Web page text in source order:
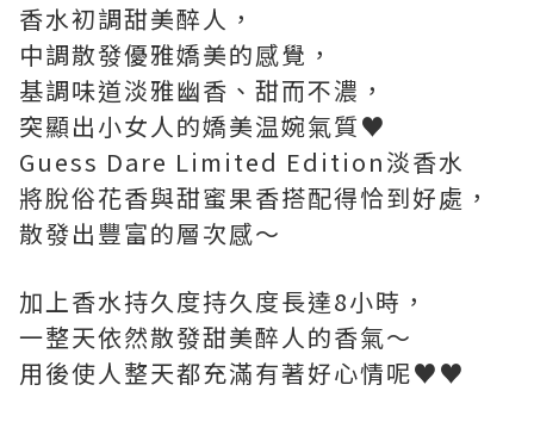
香水初調甜美醉人，
中調散發優雅嬌美的感覺，
基調味道淡雅幽香、甜而不濃，
突顯出小女人的嬌美温婉氣質♥
Guess Dare Limited Edition淡香水
將脫俗花香與甜蜜果香搭配得恰到好處，
散發出豐富的層次感～
加上香水持久度持久度長達8小時，
一整天依然散發甜美醉人的香氣～
用後使人整天都充滿有著好心情呢♥♥